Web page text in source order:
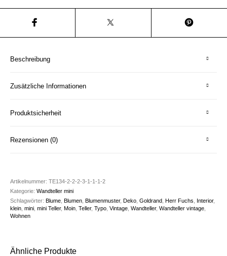
Beschreibung
Zusätzliche Informationen
Produktsicherheit
Rezensionen (0)
Artikelnummer:TE134-2-2-2-3-1-1-1-2
Kategorie:Wandteller mini
Schlagwörter:Blume ,Blumen ,Blumenmuster,Deko ,Goldrand ,Herr Fuchs Interior,
klein ,mini ,mini Teller,Moin ,Teller,Typo ,Vintage ,Wandteller,Wandteller vintage
Wohnen
Ähnliche Produkte